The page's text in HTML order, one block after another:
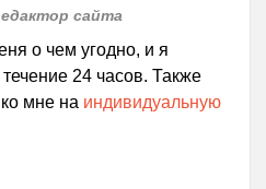
сайта
о чем угодно, и я
24 часов. Также
мне на индивидуальную